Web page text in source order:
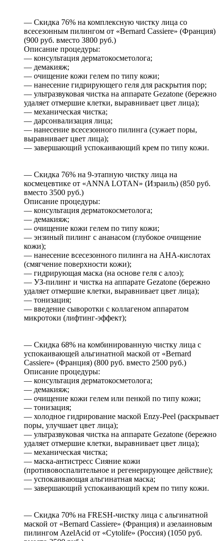
— Скидка 76% на комплексную чистку лица со
всесезонным пилингом от «Bernard Cassiere» (Франция)
(900 руб. вместо 3800 руб.)
Описание процедуры:
— консультация дерматокосметолога;
— демакияж;
— очищение кожи гелем по типу кожи;
— нанесение гидрирующего геля для раскрытия пор;
— ультразвуковая чистка на аппарате Gezatone (бережно
удаляет отмершие клетки, выравнивает цвет лица);
— механическая чистка;
— дарсонвализация лица;
— нанесение всесезонного пилинга (сужает поры,
выравнивает цвет лица);
— завершающий успокаивающий крем по типу кожи.
— Скидка 76% на 9-этапную чистку лица на
космецевтике от «ANNA LOTAN» (Израиль) (850 руб.
вместо 3500 руб.)
Описание процедуры:
— консультация дерматокосметолога;
— демакияж;
— очищение кожи гелем по типу кожи;
— энзиный пилинг с ананасом (глубокое очищение
кожи);
— нанесение всесезонного пилинга на АНА-кислотах
(смягчение поверхности кожи);
— гидрирующая маска (на основе геля с алоэ);
— УЗ-пилинг и чистка на аппарате Gezatone (бережно
удаляет отмершие клетки, выравнивает цвет лица);
— тонизация;
— введение сыворотки с коллагеном аппаратом
микротоки (лифтинг-эффект);
— Скидка 68% на комбинированную чистку лица с
успокаивающей альгинатной маской от «Bernard
Cassiere» (Франция) (800 руб. вместо 2500 руб.)
Описание процедуры:
— консультация дерматокосметолога;
— демакияж;
— очищение кожи гелем или пенкой по типу кожи;
— тонизация;
— холодное гидрирование маской Enzy-Peel (раскрывает
поры, улучшает цвет лица);
— ультразвуковая чистка на аппарате Gezatone (бережно
удаляет отмершие клетки, выравнивает цвет лица);
— механическая чистка;
— маска-антистресс Сияние кожи
(противовоспалительное и регенерирующее действие);
— успокаивающая альгинатная маска;
— завершающий успокаивающий крем по типу кожи.
— Скидка 70% на FRESH-чистку лица с альгинатной
маской от «Bernard Cassiere» (Франция) и азелаиновым
пилингом AzelAcid от «Cytolife» (Россия) (1050 руб.